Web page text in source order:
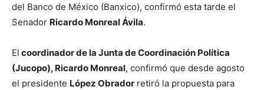
del Banco de México (Banxico), confirmó esta tarde el
Senador Ricardo Monreal Ávila.
El coordinador de la Junta de Coordinación Política
(Jucopo), Ricardo Monreal, confirmó que desde agosto
el presidente López Obrador retiró la propuesta para